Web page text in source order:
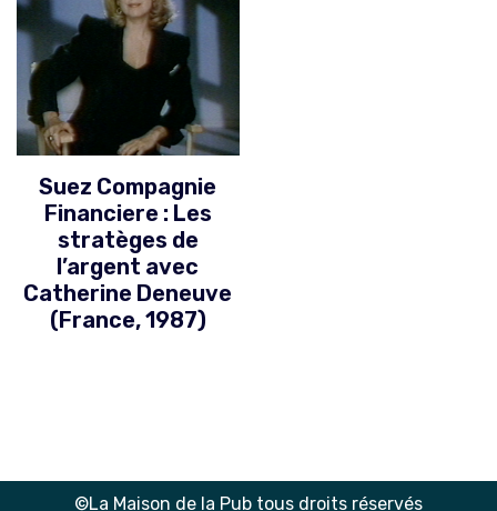
Suez Compagnie
Financiere : Les
stratèges de
l’argent avec
Catherine Deneuve
(France, 1987)
©La Maison de la Pub tous droits réservés